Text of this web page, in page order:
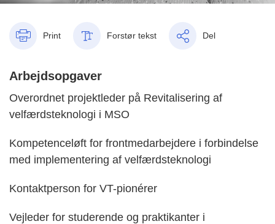
Print Forstør tekst Del
Arbejdsopgaver
Overordnet projektleder på Revitalisering af
velfærdsteknologi i MSO
Kompetenceløft for frontmedarbejdere i forbindelse
med implementering af velfærdsteknologi
Kontaktperson for VT-pionérer
Vejleder for studerende og praktikanter i